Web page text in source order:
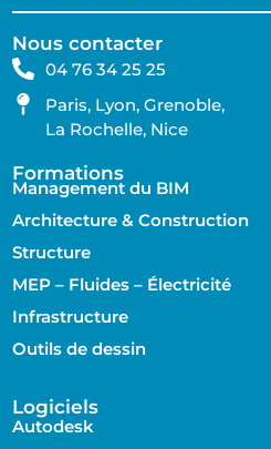
Nous contacter
04 76 34 25 25
Paris, Lyon, Grenoble,
La Rochelle, Nice
Formations
Management du BIM
Architecture & Construction
Structure
MEP – Fluides – Électricité
Infrastructure
Outils de dessin
Logiciels
Autodesk